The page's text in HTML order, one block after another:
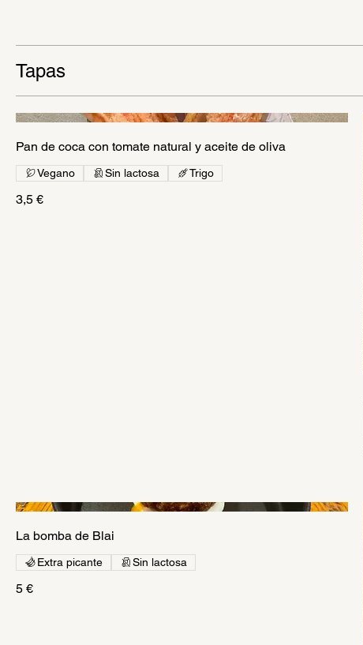
Tapas
Pan de coca con tomate natural y aceite de oliva
3,5 €
Vegano Sin lactosa Trigo
La bomba de Blai
5 €
Extra picante Sin lactosa